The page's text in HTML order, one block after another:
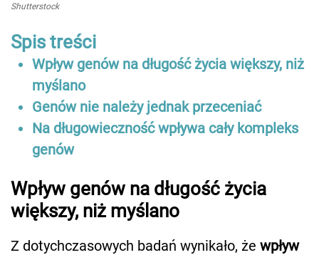
Shutterstock
Spis treści
Wpływ genów na długość życia większy, niż
myślano
Genów nie należy jednak przeceniać
Na długowieczność wpływa cały kompleks
genów
Wpływ genów na długość życia
większy, niż myślano
Z dotychczasowych badań wynikało, że wpływ